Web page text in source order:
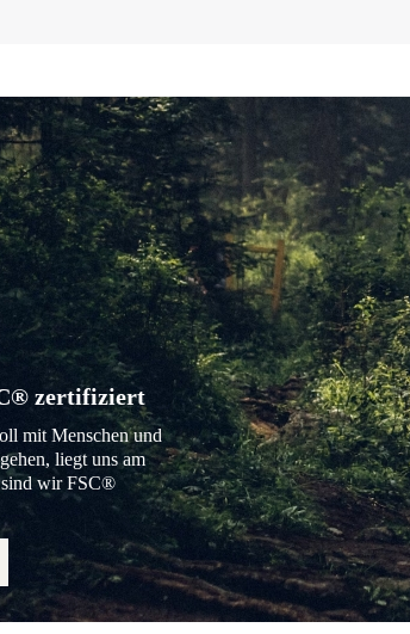
zertifiziert
mit Menschen und
liegt uns am
sind wir FSC®